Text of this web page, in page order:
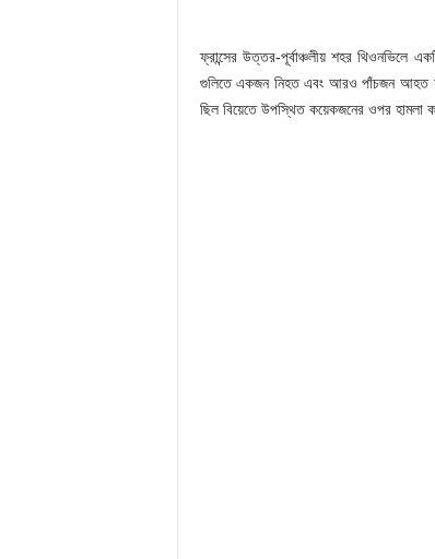
ফ্রান্সের উত্তর-পূর্বাঞ্চলীয় শহর থিওনভিলে
গুলিতে একজন নিহত এবং আরও পাঁচজন আহত
ছিল বিয়েতে উপস্থিত কয়েকজনের ওপর হামলা